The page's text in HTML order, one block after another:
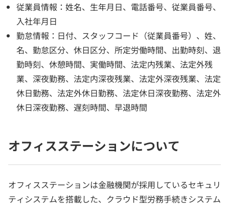
従業員情報：姓名、生年月日、電話番号、従業員番号、
入社年月日
勤怠情報：日付、スタッフコード（従業員番号）、姓、
名、勤怠区分、休日区分、所定労働時間、出勤時刻、退
勤時刻、休憩時間、実働時間、法定内残業、法定外残
業、深夜勤務、法定内深夜残業、法定外深夜残業、法定
休日勤務、法定外休日勤務、法定休日深夜勤務、法定外
休日深夜勤務、遅刻時間、早退時間
オフィスステーションについて
オフィスステーションは金融機関が採用しているセキュリ
ティシステムを搭載した、クラウド型労務手続きシステム